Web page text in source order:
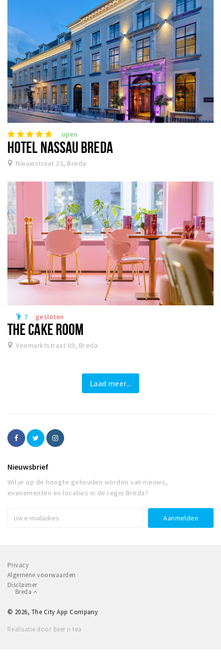
open
HOTEL NASSAU BREDA
Nieuwstraat 23, Breda
emoji_people 7 gesloten
THE CAKE ROOM
Veemarktstraat 69, Breda
Laad meer...
Nieuwsbrief
Wil je op de hoogte gehouden worden van nieuws,
evenementen en locaties in de regio Breda?
Privacy
Algemene voorwaarden
Disclaimer
Breda
© 2026, The City App Company
Realisatie door Beer n tea